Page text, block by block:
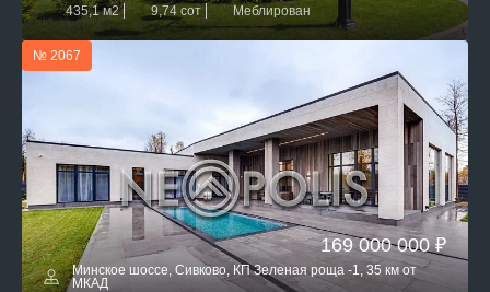
435,1 м2
9,74 сот Меблирован
№ 2067
169 000 000 ₽
Минское шоссе, Сивково, КП Зеленая роща -1, 35 км от
МКАД